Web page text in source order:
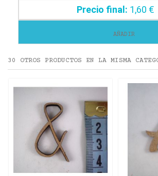
Precio final: 1,60 €
AÑADIR
30 OTROS PRODUCTOS EN LA MISMA